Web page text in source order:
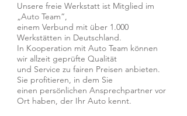
Unsere freie Werkstatt ist Mitglied im
„Auto Team“,
einem Verbund mit über 1.000
Werkstätten in Deutschland.
In Kooperation mit Auto Team können
wir allzeit geprüfte Qualität
und Service zu fairen Preisen anbieten.
Sie profitieren, in dem Sie
einen persönlichen Ansprechpartner vor
Ort haben, der Ihr Auto kennt.